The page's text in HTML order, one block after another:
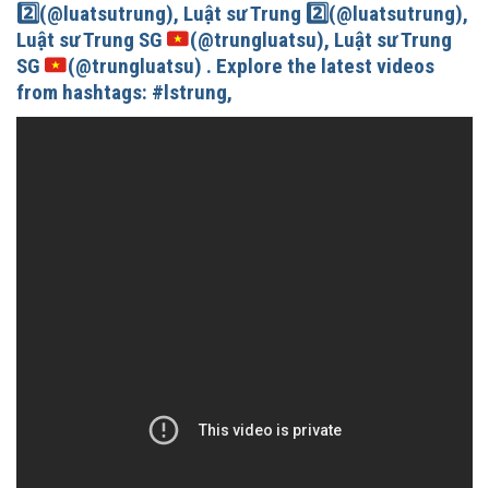
2️⃣(@luatsutrung), Luật sư Trung 2️⃣(@luatsutrung),
Luật sư Trung SG
(@trungluatsu), Luật sư Trung
SG
(@trungluatsu) . Explore the latest videos
from hashtags: #lstrung,